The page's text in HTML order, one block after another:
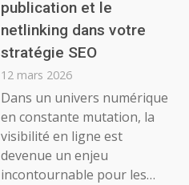
publication et le
netlinking dans votre
stratégie SEO
12 mars 2026
Dans un univers numérique
en constante mutation, la
visibilité en ligne est
devenue un enjeu
incontournable pour les…